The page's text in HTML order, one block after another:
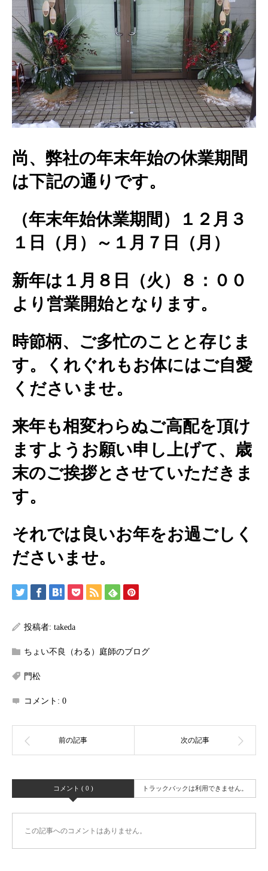
尚、弊社の年末年始の休業期間
は下記の通りです。
（年末年始休業期間）１２月３
１日（月）～１月７日（月）
新年は１月８日（火）８：００
より営業開始となります。
時節柄、ご多忙のことと存じま
す。くれぐれもお体にはご自愛
くださいませ。
来年も相変わらぬご高配を頂け
ますようお願い申し上げて、歳
末のご挨拶とさせていただきま
す。
それでは良いお年をお過ごしく
ださいませ。
投稿者: takeda
ちょい不良（わる）庭師のブログ
門松
コメント: 0
コメント ( 0 ) トラックバックは利用できません。
この記事へのコメントはありません。